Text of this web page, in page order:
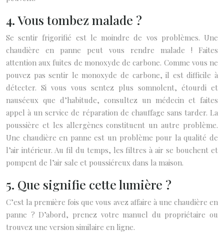
4. Vous tombez malade ?
Se sentir frigorifié est le moindre de vos problèmes. Une
chaudière en panne peut vous rendre malade ! Faites
attention aux fuites de monoxyde de carbone. Comme vous ne
pouvez pas sentir le monoxyde de carbone, il est difficile à
détecter. Si vous vous sentez plus somnolent, étourdi et
nauséeux que d’habitude, consultez un médecin et faites
appel à un service de réparation de chauffage sans tarder. La
poussière et les allergènes constituent un autre problème.
Une chaudière en panne est un problème pour la qualité de
l’air intérieur. Au fil du temps, les filtres à air se bouchent et
pompent de l’air sale et poussiéreux dans la maison.
5. Que signifie cette lumière ?
C’est la première fois que vous avez affaire à une chaudière en
panne ? D’abord, prenez votre manuel du propriétaire ou
trouvez une version similaire en ligne.